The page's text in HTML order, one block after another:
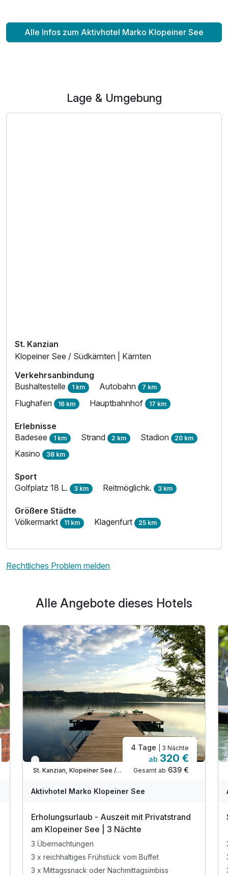
Für 7 Tage p.P. ab684,00 €
2 Erwachsene und 1 Kind
Suite/n B
2 Erwachsene und 2 Kinder
Für 7 Tage
Alle Infos zum Aktivhotel Marko Klopeiner See
Lage & Umgebung
St. Kanzian
Klopeiner See / Südkärnten | Kärnten
Verkehrsanbindung
Bushaltestelle 1 km Autobahn 7 km
Flughafen 16 km Hauptbahnhof 17 km
Erlebnisse
Badesee 1 km Strand 2 km Stadion 20 km
Kasino 38 km
Sport
Golfplatz 18 L. 3 km Reitmöglichk. 3 km
Größere Städte
Völkermarkt 11 km Klagenfurt 25 km
Rechtliches Problem melden
Alle Angebote dieses Hotels
WAR
202
Nur noch bis Oktober
St. Kanzian, Klopeiner See / Südkärnten
4 Tage | 3 Nächte
ab 320 €
Gesamt ab 639 €
Aktivhotel Marko Klopeiner See
Erholungsurlaub - Auszeit mit Privatstrand
am Klopeiner See | 3 Nächte
3 Übernachtungen
3 x reichhaltiges Frühstück vom Buffet
3 x Mittagssnack oder Nachmittagsimbiss